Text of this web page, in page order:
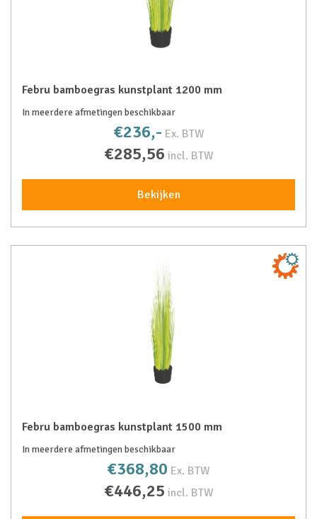
Febru bamboegras kunstplant 1200 mm
In meerdere afmetingen beschikbaar
€236,- Ex. BTW
€285,56 incl. BTW
Bekijken
Febru bamboegras kunstplant 1500 mm
In meerdere afmetingen beschikbaar
€368,80 Ex. BTW
€446,25 incl. BTW